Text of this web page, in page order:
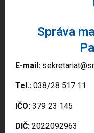
Správa
E-mail:
Tel.: 038/28 517 11
IČO: 379 23 145
DIČ: 2022092963